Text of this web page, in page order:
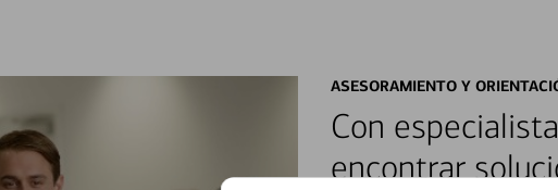
ASESORAMIENTO Y
Con
encontrar